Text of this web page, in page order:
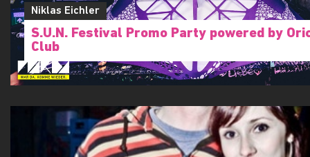
Niklas Eichler
S.U.N. Festival Promo Party powered by
Club